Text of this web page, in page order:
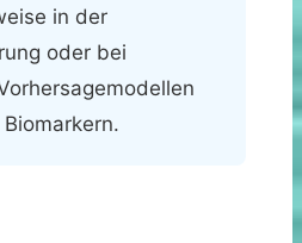
in der
oder bei